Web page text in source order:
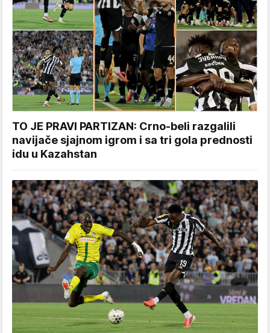
TO JE PRAVI PARTIZAN: Crno-beli razgalili
navijače sjajnom igrom i sa tri gola prednosti
idu u Kazahstan